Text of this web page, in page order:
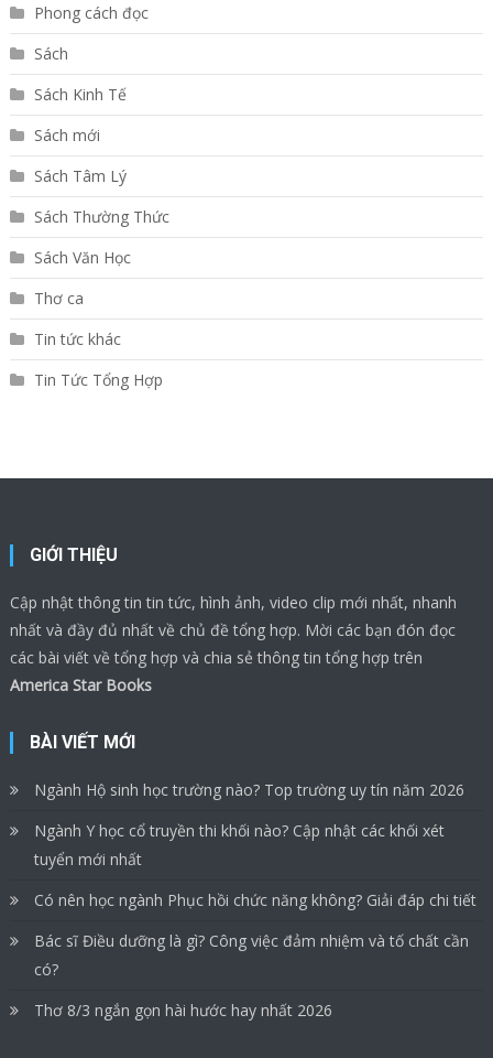
Phong cách đọc
Sách
Sách Kinh Tế
Sách mới
Sách Tâm Lý
Sách Thường Thức
Sách Văn Học
Thơ ca
Tin tức khác
Tin Tức Tổng Hợp
GIỚI THIỆU
Cập nhật thông tin tin tức, hình ảnh, video clip mới nhất, nhanh
nhất và đầy đủ nhất về chủ đề tổng hợp. Mời các bạn đón đọc
các bài viết về tổng hợp và chia sẻ thông tin tổng hợp trên
America Star Books
BÀI VIẾT MỚI
Ngành Hộ sinh học trường nào? Top trường uy tín năm 2026
Ngành Y học cổ truyền thi khối nào? Cập nhật các khối xét
tuyển mới nhất
Có nên học ngành Phục hồi chức năng không? Giải đáp chi tiết
Bác sĩ Điều dưỡng là gì? Công việc đảm nhiệm và tố chất cần
có?
Thơ 8/3 ngắn gọn hài hước hay nhất 2026